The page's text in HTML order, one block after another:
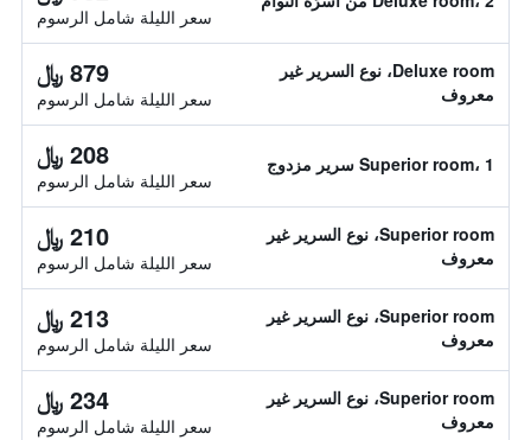
سعر الليلة شامل الرسوم
Deluxe room، نوع السرير غير
معروف
879 ﷼
سعر الليلة شامل الرسوم
Superior room، 1 سرير مزدوج 208 ﷼
سعر الليلة شامل الرسوم
Superior room، نوع السرير غير
معروف
210 ﷼
سعر الليلة شامل الرسوم
Superior room، نوع السرير غير
معروف
213 ﷼
سعر الليلة شامل الرسوم
Superior room، نوع السرير غير
معروف
234 ﷼
سعر الليلة شامل الرسوم